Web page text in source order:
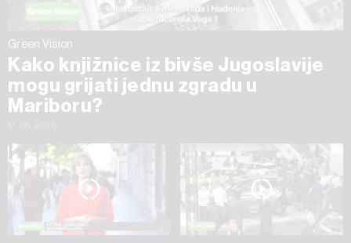
Green Vision
Kako knjižnice iz bivše Jugoslavije
mogu grijati jednu zgradu u
Mariboru?